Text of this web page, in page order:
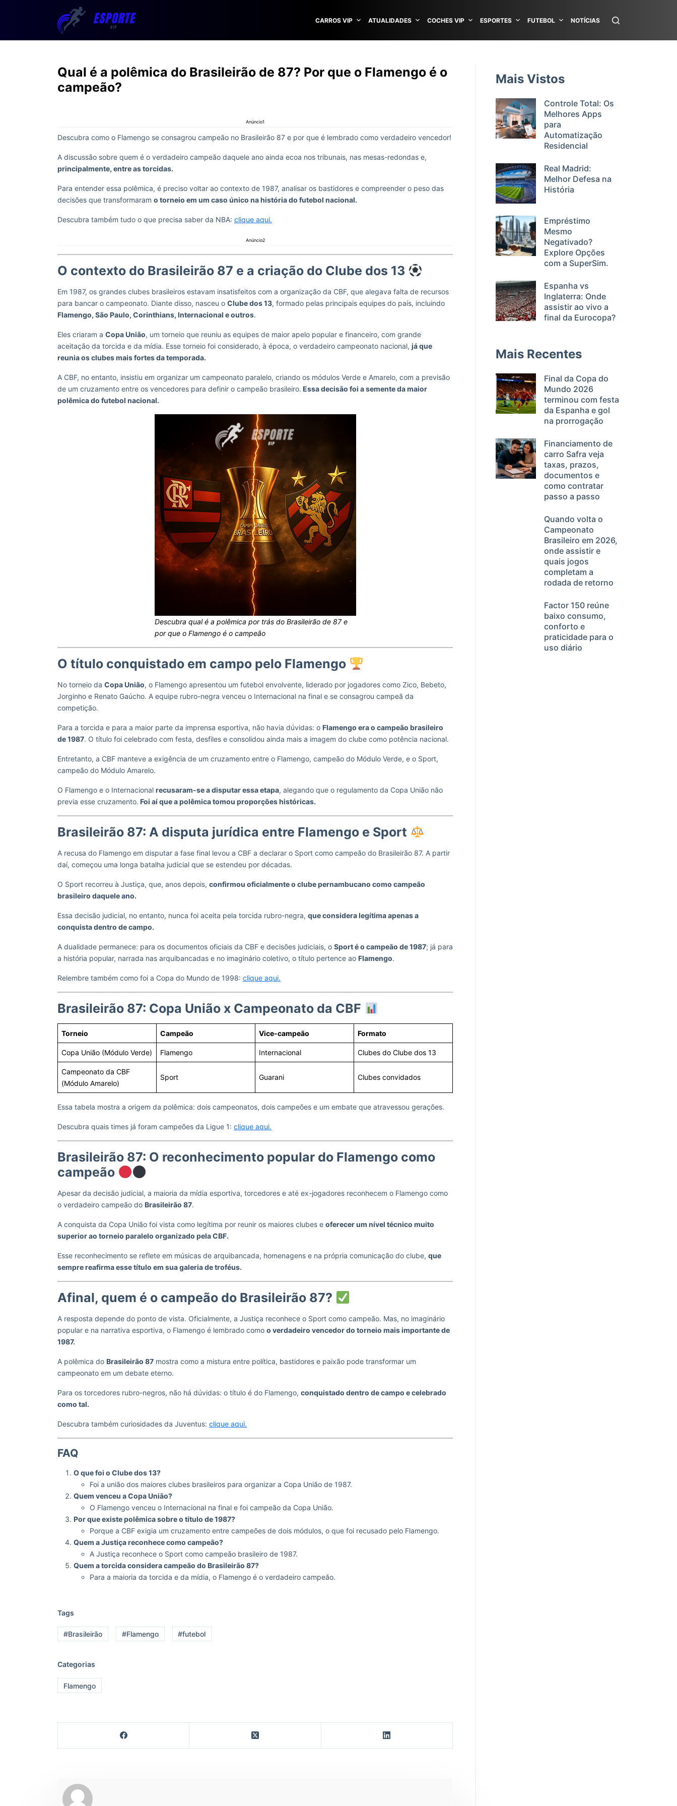
CARROS VIP ATUALIDADES COCHES VIP ESPORTES FUTEBOL NOTÍCIAS
Qual é a polêmica do Brasileirão de 87? Por que o Flamengo é o
campeão?
Anúncio1
Descubra como o Flamengo se consagrou campeão no Brasileirão 87 e por que é lembrado como verdadeiro vencedor!
A discussão sobre quem é o verdadeiro campeão daquele ano ainda ecoa nos tribunais, nas mesas-redondas e,
principalmente, entre as torcidas.
Para entender essa polêmica, é preciso voltar ao contexto de 1987, analisar os bastidores e compreender o peso das
decisões que transformaram o torneio em um caso único na história do futebol nacional.
Descubra também tudo o que precisa saber da NBA: clique aqui.
Anúncio2
O contexto do Brasileirão 87 e a criação do Clube dos 13
Em 1987, os grandes clubes brasileiros estavam insatisfeitos com a organização da CBF, que alegava falta de recursos
para bancar o campeonato. Diante disso, nasceu o Clube dos 13, formado pelas principais equipes do país, incluindo
Flamengo, São Paulo, Corinthians, Internacional e outros.
Eles criaram a Copa União, um torneio que reuniu as equipes de maior apelo popular e financeiro, com grande
aceitação da torcida e da mídia. Esse torneio foi considerado, à época, o verdadeiro campeonato nacional, já que
reunia os clubes mais fortes da temporada.
A CBF, no entanto, insistiu em organizar um campeonato paralelo, criando os módulos Verde e Amarelo, com a previsão
de um cruzamento entre os vencedores para definir o campeão brasileiro. Essa decisão foi a semente da maior
polêmica do futebol nacional.
Descubra qual é a polêmica por trás do Brasileirão de 87 e
por que o Flamengo é o campeão
O título conquistado em campo pelo Flamengo
No torneio da Copa União, o Flamengo apresentou um futebol envolvente, liderado por jogadores como Zico, Bebeto,
Jorginho e Renato Gaúcho. A equipe rubro-negra venceu o Internacional na final e se consagrou campeã da
competição.
Para a torcida e para a maior parte da imprensa esportiva, não havia dúvidas: o Flamengo era o campeão brasileiro
de 1987. O título foi celebrado com festa, desfiles e consolidou ainda mais a imagem do clube como potência nacional.
Entretanto, a CBF manteve a exigência de um cruzamento entre o Flamengo, campeão do Módulo Verde, e o Sport,
campeão do Módulo Amarelo.
O Flamengo e o Internacional recusaram-se a disputar essa etapa, alegando que o regulamento da Copa União não
previa esse cruzamento. Foi aí que a polêmica tomou proporções históricas.
Brasileirão 87: A disputa jurídica entre Flamengo e Sport
A recusa do Flamengo em disputar a fase final levou a CBF a declarar o Sport como campeão do Brasileirão 87. A partir
daí, começou uma longa batalha judicial que se estendeu por décadas.
O Sport recorreu à Justiça, que, anos depois, confirmou oficialmente o clube pernambucano como campeão
brasileiro daquele ano.
Essa decisão judicial, no entanto, nunca foi aceita pela torcida rubro-negra, que considera legítima apenas a
conquista dentro de campo.
A dualidade permanece: para os documentos oficiais da CBF e decisões judiciais, o Sport é o campeão de 1987; já para
a história popular, narrada nas arquibancadas e no imaginário coletivo, o título pertence ao Flamengo.
Relembre também como foi a Copa do Mundo de 1998: clique aqui.
Brasileirão 87: Copa União x Campeonato da CBF
Torneio Campeão Vice-campeão Formato
Copa União (Módulo Verde) Flamengo Internacional Clubes do Clube dos 13
Campeonato da CBF
(Módulo Amarelo)
Sport Guarani Clubes convidados
Essa tabela mostra a origem da polêmica: dois campeonatos, dois campeões e um embate que atravessou gerações.
Descubra quais times já foram campeões da Ligue 1: clique aqui.
Brasileirão 87: O reconhecimento popular do Flamengo como
campeão
Apesar da decisão judicial, a maioria da mídia esportiva, torcedores e até ex-jogadores reconhecem o Flamengo como
o verdadeiro campeão do Brasileirão 87.
A conquista da Copa União foi vista como legítima por reunir os maiores clubes e oferecer um nível técnico muito
superior ao torneio paralelo organizado pela CBF.
Esse reconhecimento se reflete em músicas de arquibancada, homenagens e na própria comunicação do clube, que
sempre reafirma esse título em sua galeria de troféus.
Afinal, quem é o campeão do Brasileirão 87?
A resposta depende do ponto de vista. Oficialmente, a Justiça reconhece o Sport como campeão. Mas, no imaginário
popular e na narrativa esportiva, o Flamengo é lembrado como o verdadeiro vencedor do torneio mais importante de
1987.
A polêmica do Brasileirão 87 mostra como a mistura entre política, bastidores e paixão pode transformar um
campeonato em um debate eterno.
Para os torcedores rubro-negros, não há dúvidas: o título é do Flamengo, conquistado dentro de campo e celebrado
como tal.
Descubra também curiosidades da Juventus: clique aqui.
FAQ
O que foi o Clube dos 13?
Foi a união dos maiores clubes brasileiros para organizar a Copa União de 1987.
Quem venceu a Copa União?
O Flamengo venceu o Internacional na final e foi campeão da Copa União.
Por que existe polêmica sobre o título de 1987?
Porque a CBF exigia um cruzamento entre campeões de dois módulos, o que foi recusado pelo Flamengo.
Quem a Justiça reconhece como campeão?
A Justiça reconhece o Sport como campeão brasileiro de 1987.
Quem a torcida considera campeão do Brasileirão 87?
Para a maioria da torcida e da mídia, o Flamengo é o verdadeiro campeão.
Tags
#Brasileirão #Flamengo #futebol
Categorias
Flamengo
Mais Vistos
Controle Total: Os
Melhores Apps
para
Automatização
Residencial
Real Madrid:
Melhor Defesa na
História
Empréstimo
Mesmo
Negativado?
Explore Opções
com a SuperSim.
Espanha vs
Inglaterra: Onde
assistir ao vivo a
final da Eurocopa?
Mais Recentes
Final da Copa do
Mundo 2026
terminou com festa
da Espanha e gol
na prorrogação
Financiamento de
carro Safra veja
taxas, prazos,
documentos e
como contratar
passo a passo
Quando volta o
Campeonato
Brasileiro em 2026,
onde assistir e
quais jogos
completam a
rodada de retorno
Factor 150 reúne
baixo consumo,
conforto e
praticidade para o
uso diário